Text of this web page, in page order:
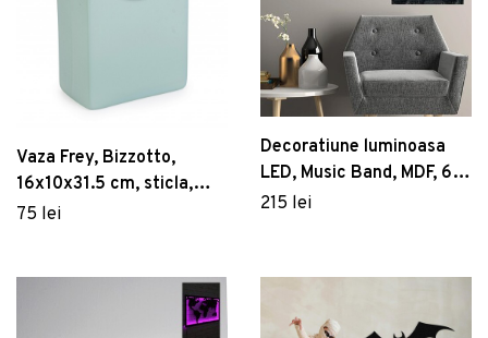
Vaza Frey, Bizzotto,
16x10x31.5 cm, sticla,
verde
75 lei
Decoratiune luminoasa
LED, Music Band, MDF, 60
LED-uri, Albastru
215 lei